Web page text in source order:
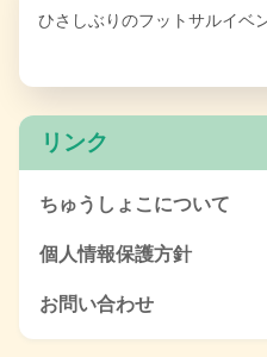
ひさしぶりのフットサルイベ
リンク
ちゅうしょこについて
個人情報保護方針
お問い合わせ